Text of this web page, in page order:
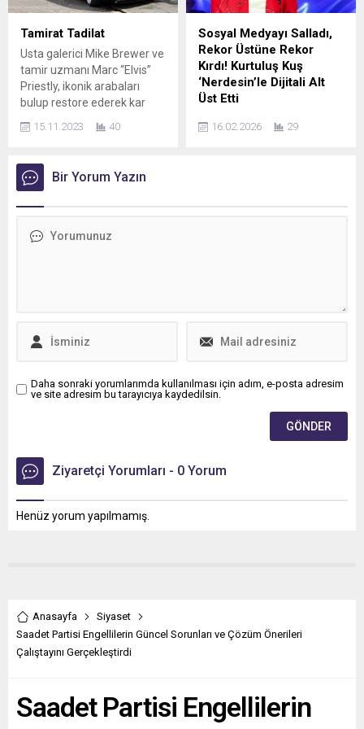
Tekin, Aylin Aslım ve daha
pek çok ikonik ismin
tarzında yorumluyor.
Kargo’dan...
günü olması sebebiyle, Aşık
Veysel’i anmak ve onun
adını yaşatmak adına
‘’KÜÇÜK DÜNYAM (KAFİDİR);
eserini ilk kez yeniden
düzenlediler. Türkiye’nin ilk
Nerçin Nursel...
Tamirat Tadilat
Usta galerici Mike Brewer ve
tamir uzmanı Marc “Elvis”
Priestly, ikonik arabaları
bulup restore ederek kar
düşmeye devam ediyor.
bölümüyle 17 Kasım Cuma
21.55’te Discovery’de.
Marc, çok sayıda ikonik aracı
15.11.2023 40
Sosyal Medyayı Salladı,
Rekor Üstüne Rekor
Kırdı! Kurtuluş Kuş
‘Nerdesin’le Dijitali Alt
Üst Etti
dünyasının en popüler
platformlarda...
16.02.2026 29
Bir Yorum Yazın
Daha sonraki yorumlarımda kullanılması için adım, e-posta adresim
ve site adresim bu tarayıcıya kaydedilsin.
Ziyaretçi Yorumları - 0 Yorum
Henüz yorum yapılmamış.
Anasayfa
Siyaset
Saadet Partisi Engellilerin Güncel Sorunları ve Çözüm Önerileri
Çalıştayını Gerçekleştirdi
Saadet Partisi Engellilerin